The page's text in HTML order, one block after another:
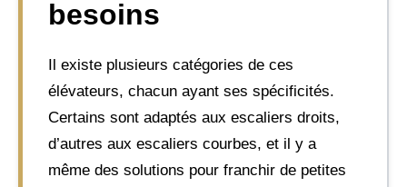
besoins
Il existe plusieurs catégories de ces
élévateurs, chacun ayant ses spécificités.
Certains sont adaptés aux escaliers droits,
d’autres aux escaliers courbes, et il y a
même des solutions pour franchir de petites